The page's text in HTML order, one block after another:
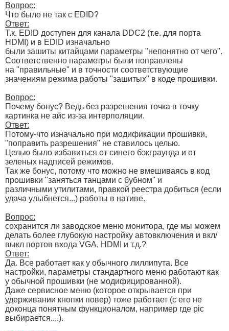
Вопрос:
Что было не так с EDID?
Ответ:
Т.к. EDID доступен для канала DDC2 (т.е. для порта
HDMI) и в EDID изначально
были зашиты китайцами параметры "непонятно от чего".
Соответственно параметры были поправлены
на "правильные" и в точности соответствующие
значениям режима работы "зашитых" в коде прошивки.
Вопрос:
Почему бонус? Ведь без разрешения точка в точку
картинка не айс из-за интерполяции.
Ответ:
Потому-что изначально при модификации прошивки,
"поправить разрешения" не ставилось целью.
Целью было избавиться от синего бэкграунда и от
зеленых надписей режимов.
Так же бонус, потому что можно не вмешиваясь в код
прошивки "заняться танцами с бубном" и
различными утилитами, правкой реестра добиться (если
удача улыбнется...) работы в нативе.
Вопрос:
сохранится ли заводское меню монитора, где мы можем
делать более глубокую настройку автовключения и вкл/
выкл портов входа VGA, HDMI и т.д.?
Ответ:
Да. Все работает как у обычного лиллипута. Все
настройки, параметры стандартного меню работают как
у обычной прошивки (не модифицированной).
Даже сервисное меню (которое открывается при
удерживании кнопки повер) тоже работает (с его не
доконца понятным функционалом, например где pic
выбирается....).